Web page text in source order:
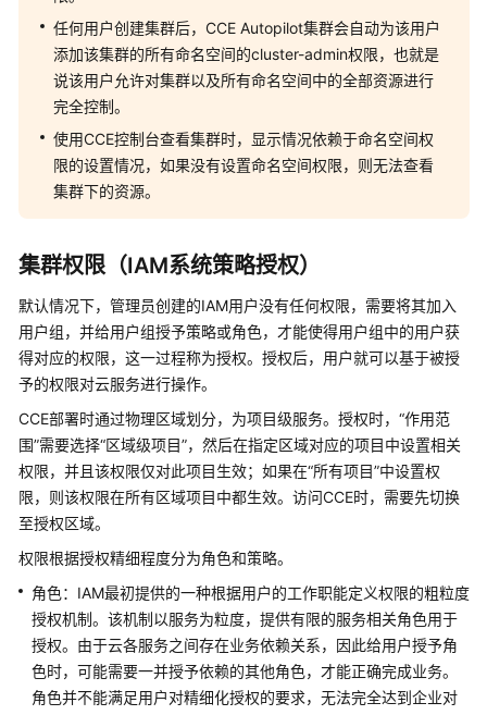
品
功
能
计
费
说
明
限
理
约
束
与
制
与
其
他
务
的
关
系
任何用户创建集群后，CCE Autopilot集群会自动为该用户
添加该集群的所有命名空间的cluster-admin权限，也就是
说该用户允许对集群以及所有命名空间中的全部资源进行
完全控制。
使用CCE控制台查看集群时，显示情况依赖于命名空间权
限的设置情况，如果没有设置命名空间权限，则无法查看
集群下的资源。
集群权限（IAM系统策略授权）
默认情况下，管理员创建的IAM用户没有任何权限，需要将其加入
用户组，并给用户组授予策略或角色，才能使得用户组中的用户获
得对应的权限，这一过程称为授权。授权后，用户就可以基于被授
予的权限对云服务进行操作。
CCE部署时通过物理区域划分，为项目级服务。授权时，“作用范
围”需要选择“区域级项目”，然后在指定区域对应的项目中设置相关
权限，并且该权限仅对此项目生效；如果在“所有项目”中设置权
限，则该权限在所有区域项目中都生效。访问CCE时，需要先切换
至授权区域。
权限根据授权精细程度分为角色和策略。
角色：IAM最初提供的一种根据用户的工作职能定义权限的粗粒度
授权机制。该机制以服务为粒度，提供有限的服务相关角色用于
授权。由于云各服务之间存在业务依赖关系，因此给用户授予角
色时，可能需要一并授予依赖的其他角色，才能正确完成业务。
角色并不能满足用户对精细化授权的要求，无法完全达到企业对